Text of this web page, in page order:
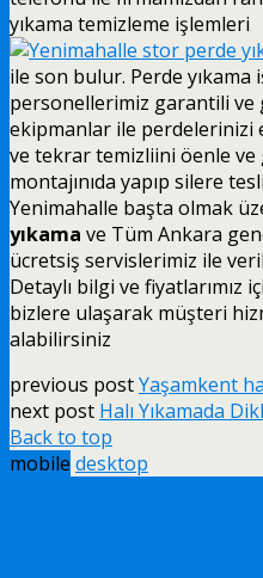
yıkama temizleme işlemleri
ile son bulur. Perde yıkama
personellerimiz garantili
ekipmanlar ile perdelerinizi
ve tekrar temizliini öenle
montajınıda yapıp silere
Yenimahalle başta olmak
yıkama ve Tüm Ankara
ücretsiş servislerimiz ile
Detaylı bilgi ve fiyatlarımız
bizlere ulaşarak müşteri
alabilirsiniz
previous postYaşamkent
next post Halı Yıkamada
Back to top
mobile desktop